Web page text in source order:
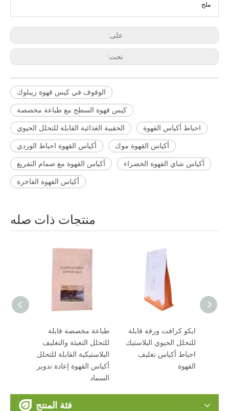
ملح
على:
تحت:
الوقوف في كيس قهوة زيبلوك
كيس قهوة السطح مع طباعة مخصصة
الحقيبة الغذائية القابلة للتحلل الحيوي احباط أكياس القهوة
أكياس القهوة احباط الوردي أكياس القهوة موك
أكياس القهوة مع صمام التفريغ أكياس شاي القهوة الخضراء
أكياس القهوة الفاخرة
منتجات ذات صله
طباعة مخصصة قابلة
للتحلل التعبئة والتغليف
البلاستيكية القابلة للتحلل
أكياس القهوة إعادة تدوير
ايكو كرافت ورقة قابلة
للتحلل الحيوي البلاستيك
احباط أكياس تغليف
OEM PLA حقيبة القهوة
المصنعة من
فئة المنتج